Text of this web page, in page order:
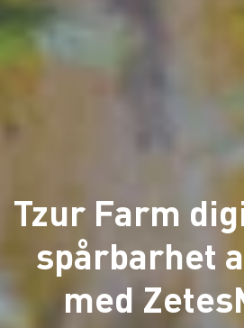
Tzur Farm
spårbarhet
med